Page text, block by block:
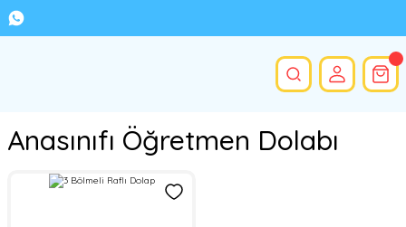
Anasınıfı Öğretmen Dolabı